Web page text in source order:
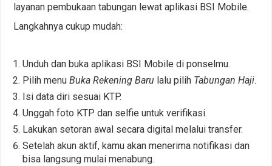
layanan pembukaan tabungan lewat aplikasi BSI Mobile.
Langkahnya cukup mudah:
Unduh dan buka aplikasi BSI Mobile di ponselmu.
Pilih menuBuka Rekening Baru lalu pilih Tabungan Haji.
Isi data diri sesuai KTP.
Unggah foto KTP dan selfie untuk verifikasi.
Lakukan setoran awal secara digital melalui transfer.
Setelah akun aktif, kamu akan menerima notifikasi dan
bisa langsung mulai menabung.